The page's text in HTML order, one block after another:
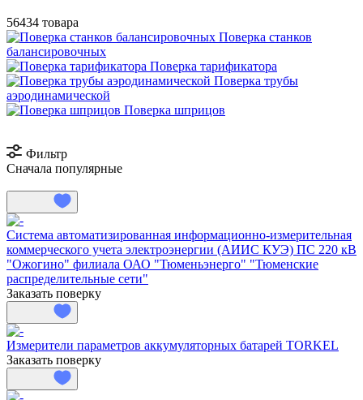
56434 товара
Поверка станков
балансировочных
Поверка тарификатора
Поверка трубы
аэродинамической
Поверка шприцов
Фильтр
Сначала популярные
Система автоматизированная информационно-измерительная
коммерческого учета электроэнергии (АИИС КУЭ) ПС 220 кВ
"Ожогино" филиала ОАО "Тюменьэнерго" "Тюменские
распределительные сети"
Заказать поверку
Измерители параметров аккумуляторных батарей TORKEL
Заказать поверку